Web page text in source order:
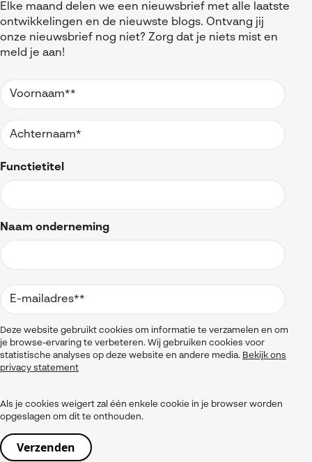
Elke maand delen we een nieuwsbrief met alle laatste
ontwikkelingen en de nieuwste blogs. Ontvang jij
onze nieuwsbrief nog niet? Zorg dat je niets mist en
meld je aan!
Functietitel
Naam onderneming
Deze website gebruikt cookies om informatie te verzamelen en om
je browse-ervaring te verbeteren. Wij gebruiken cookies voor
statistische analyses op deze website en andere media. Bekijk ons
privacy statement
Als je cookies weigert zal één enkele cookie in je browser worden
opgeslagen om dit te onthouden.